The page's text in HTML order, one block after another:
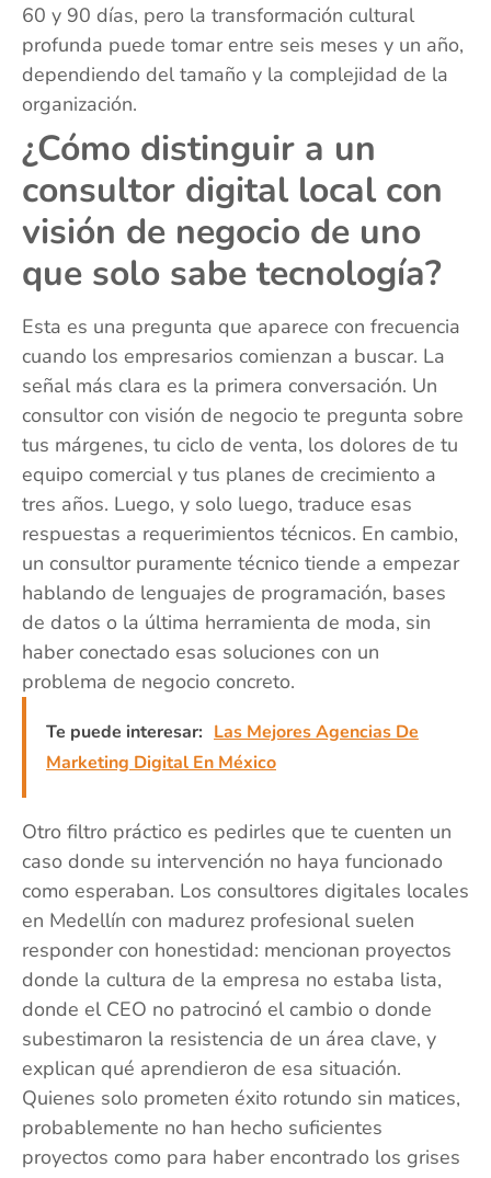
60 y 90 días, pero la transformación cultural
profunda puede tomar entre seis meses y un año,
dependiendo del tamaño y la complejidad de la
organización.
¿Cómo distinguir a un
consultor digital local con
visión de negocio de uno
que solo sabe tecnología?
Esta es una pregunta que aparece con frecuencia
cuando los empresarios comienzan a buscar. La
señal más clara es la primera conversación. Un
consultor con visión de negocio te pregunta sobre
tus márgenes, tu ciclo de venta, los dolores de tu
equipo comercial y tus planes de crecimiento a
tres años. Luego, y solo luego, traduce esas
respuestas a requerimientos técnicos. En cambio,
un consultor puramente técnico tiende a empezar
hablando de lenguajes de programación, bases
de datos o la última herramienta de moda, sin
haber conectado esas soluciones con un
problema de negocio concreto.
Te puede interesar: Las Mejores Agencias De
Marketing Digital En México
Otro filtro práctico es pedirles que te cuenten un
caso donde su intervención no haya funcionado
como esperaban. Los consultores digitales locales
en Medellín con madurez profesional suelen
responder con honestidad: mencionan proyectos
donde la cultura de la empresa no estaba lista,
donde el CEO no patrocinó el cambio o donde
subestimaron la resistencia de un área clave, y
explican qué aprendieron de esa situación.
Quienes solo prometen éxito rotundo sin matices,
probablemente no han hecho suficientes
proyectos como para haber encontrado los grises